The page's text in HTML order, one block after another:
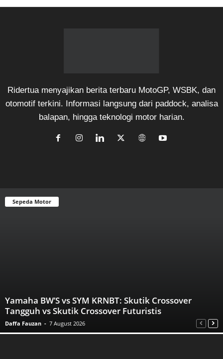
Ridertua menyajikan berita terbaru MotoGP, WSBK, dan
otomotif terkini. Informasi langsung dari paddock, analisa
balapan, hingga teknologi motor harian.
Sepeda Motor
Yamaha BW’S vs SYM KRNBT: Skutik Crossover
Tangguh vs Skutik Crossover Futuristis
Daffa Fauzan - 7 August 2026